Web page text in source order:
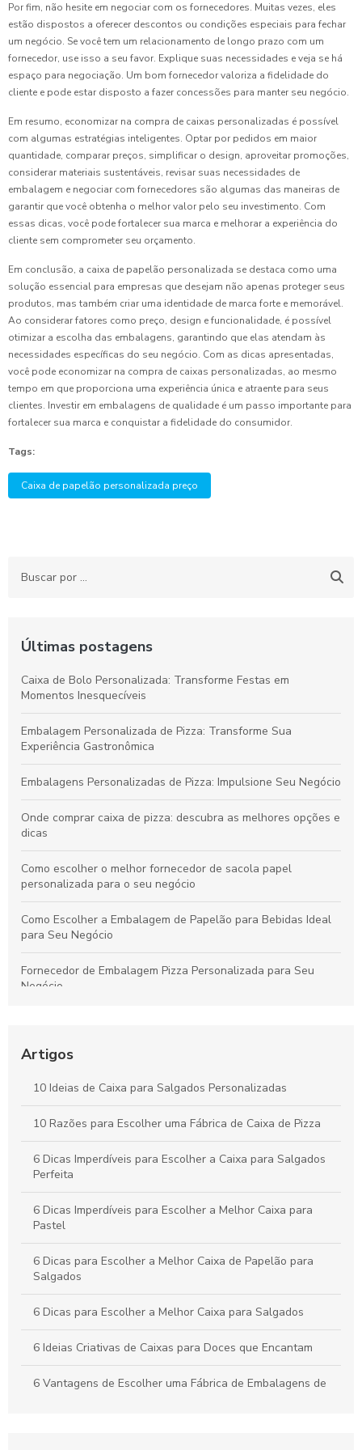
Por fim, não hesite em negociar com os fornecedores. Muitas vezes, eles
estão dispostos a oferecer descontos ou condições especiais para fechar
um negócio. Se você tem um relacionamento de longo prazo com um
fornecedor, use isso a seu favor. Explique suas necessidades e veja se há
espaço para negociação. Um bom fornecedor valoriza a fidelidade do
cliente e pode estar disposto a fazer concessões para manter seu negócio.
Em resumo, economizar na compra de caixas personalizadas é possível
com algumas estratégias inteligentes. Optar por pedidos em maior
quantidade, comparar preços, simplificar o design, aproveitar promoções,
considerar materiais sustentáveis, revisar suas necessidades de
embalagem e negociar com fornecedores são algumas das maneiras de
garantir que você obtenha o melhor valor pelo seu investimento. Com
essas dicas, você pode fortalecer sua marca e melhorar a experiência do
cliente sem comprometer seu orçamento.
Em conclusão, a caixa de papelão personalizada se destaca como uma
solução essencial para empresas que desejam não apenas proteger seus
produtos, mas também criar uma identidade de marca forte e memorável.
Ao considerar fatores como preço, design e funcionalidade, é possível
otimizar a escolha das embalagens, garantindo que elas atendam às
necessidades específicas do seu negócio. Com as dicas apresentadas,
você pode economizar na compra de caixas personalizadas, ao mesmo
tempo em que proporciona uma experiência única e atraente para seus
clientes. Investir em embalagens de qualidade é um passo importante para
fortalecer sua marca e conquistar a fidelidade do consumidor.
Tags:
Caixa de papelão personalizada preço
Últimas postagens
Caixa de Bolo Personalizada: Transforme Festas em
Momentos Inesquecíveis
Embalagem Personalizada de Pizza: Transforme Sua
Experiência Gastronômica
Embalagens Personalizadas de Pizza: Impulsione Seu Negócio
Onde comprar caixa de pizza: descubra as melhores opções e
dicas
Como escolher o melhor fornecedor de sacola papel
personalizada para o seu negócio
Como Escolher a Embalagem de Papelão para Bebidas Ideal
para Seu Negócio
Fornecedor de Embalagem Pizza Personalizada para Seu
Negócio
festa
Como Escolher a Melhor Caixa Pizza Personalizada para Seu
Negócio
Artigos
10 Ideias de Caixa para Salgados Personalizadas
10 Razões para Escolher uma Fábrica de Caixa de Pizza
6 Dicas Imperdíveis para Escolher a Caixa para Salgados
Perfeita
6 Dicas Imperdíveis para Escolher a Melhor Caixa para
Pastel
6 Dicas para Escolher a Melhor Caixa de Papelão para
Salgados
6 Dicas para Escolher a Melhor Caixa para Salgados
6 Ideias Criativas de Caixas para Doces que Encantam
6 Vantagens de Escolher uma Fábrica de Embalagens de